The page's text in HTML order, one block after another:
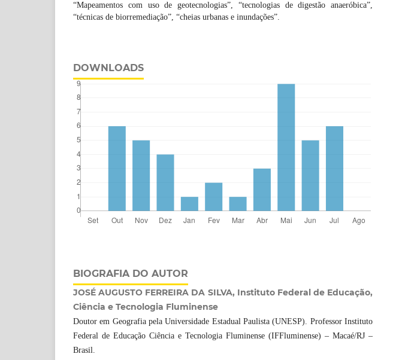
“Mapeamentos com uso de geotecnologias”, “tecnologias de digestão anaeróbica”,
“técnicas de biorremediação”, “cheias urbanas e inundações”.
DOWNLOADS
BIOGRAFIA DO AUTOR
JOSÉ AUGUSTO FERREIRA DA SILVA, Instituto Federal de Educação,
Ciência e Tecnologia Fluminense
Doutor em Geografia pela Universidade Estadual Paulista (UNESP). Professor Instituto
Federal de Educação Ciência e Tecnologia Fluminense (IFFluminense) – Macaé/RJ –
Brasil.